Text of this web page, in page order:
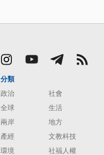
分類
政治
社會
全球
生活
兩岸
地方
產經
文教科技
環境
社福人權